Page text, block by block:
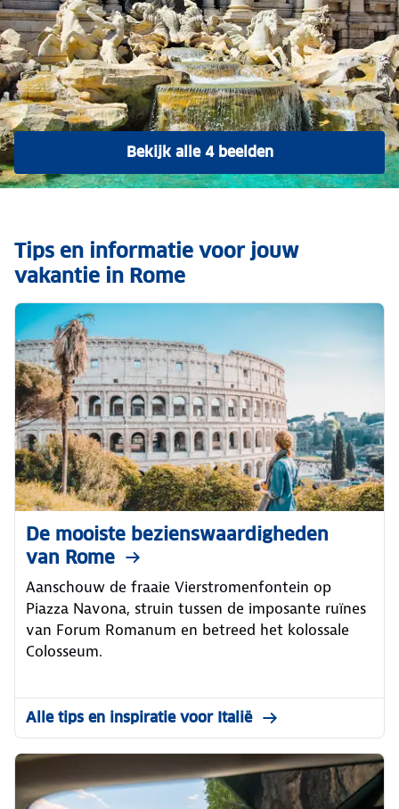
Bekijk alle 4 beelden
Tips en informatie voor jouw
vakantie in Rome
De mooiste bezienswaardigheden
van Rome
Aanschouw de fraaie Vierstromenfontein op
Piazza Navona, struin tussen de imposante ruïnes
van Forum Romanum en betreed het kolossale
Colosseum.
Alle tips en inspiratie voor Italië